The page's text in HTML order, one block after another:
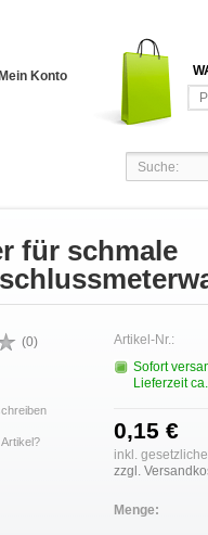
Mein Konto
für schmale
(0) Artikel-Nr.:
Sofort
Lieferzeit
0,15 €
inkl.
zzgl.
Menge: